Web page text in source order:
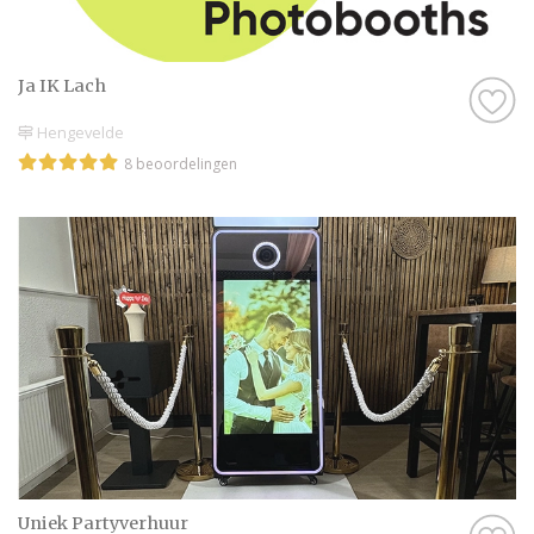
Ja IK Lach
Hengevelde
8 beoordelingen
Uniek Partyverhuur